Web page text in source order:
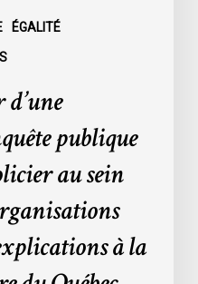
ÉGALITÉ
publique
au sein
à la